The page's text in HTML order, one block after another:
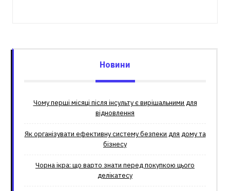
Новини
Чому перші місяці після інсульту є вирішальними для
відновлення
Як організувати ефективну систему безпеки для дому та
бізнесу
Чорна ікра: що варто знати перед покупкою цього
делікатесу